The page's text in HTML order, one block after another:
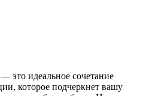
это идеальное сочетание
которое подчеркнет вашу